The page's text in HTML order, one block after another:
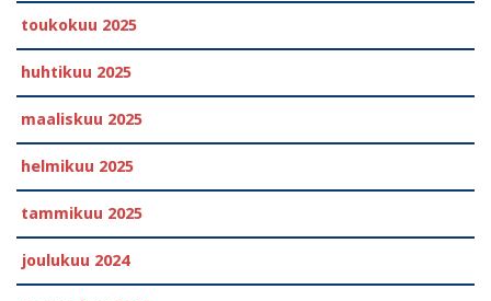
toukokuu 2025
huhtikuu 2025
maaliskuu 2025
helmikuu 2025
tammikuu 2025
joulukuu 2024